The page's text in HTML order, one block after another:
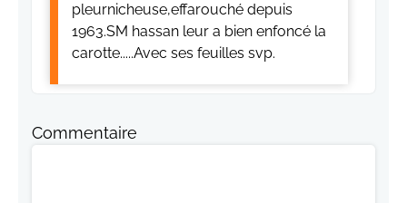
pleurnicheuse,effarouché depuis
1963.SM hassan leur a bien enfoncé la
carotte.....Avec ses feuilles svp.
Commentaire